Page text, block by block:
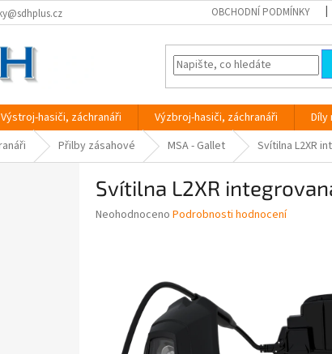
OBCHODNÍ PODMÍNKY
Výstroj-hasiči, záchranáři Výzbroj-hasiči, záchranáři Díly
Přilby zásahové MSA - Gallet Svítilna L2XR
Svítilna L2XR
Průměrné
hvězdiček.
Neohodnoceno Podrobnosti hodnocení